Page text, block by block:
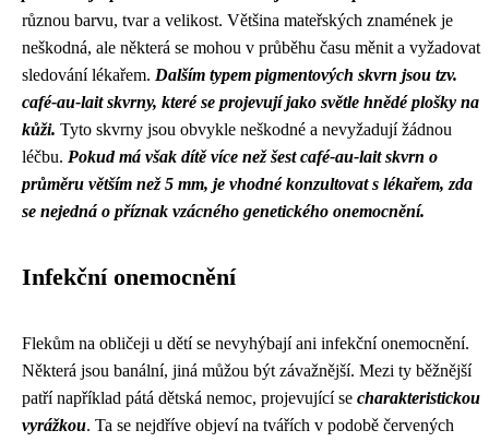
různou barvu, tvar a velikost. Většina mateřských znamének je
neškodná, ale některá se mohou v průběhu času měnit a vyžadovat
sledování lékařem. Dalším typem pigmentových skvrn jsou tzv.
café-au-lait skvrny, které se projevují jako světle hnědé plošky na
kůži. Tyto skvrny jsou obvykle neškodné a nevyžadují žádnou
léčbu. Pokud má však dítě více než šest café-au-lait skvrn o
průměru větším než 5 mm, je vhodné konzultovat s lékařem, zda
se nejedná o příznak vzácného genetického onemocnění.
Infekční onemocnění
Flekům na obličeji u dětí se nevyhýbají ani infekční onemocnění.
Některá jsou banální, jiná můžou být závažnější. Mezi ty běžnější
patří například pátá dětská nemoc, projevující se charakteristickou
vyrážkou. Ta se nejdříve objeví na tvářích v podobě červených